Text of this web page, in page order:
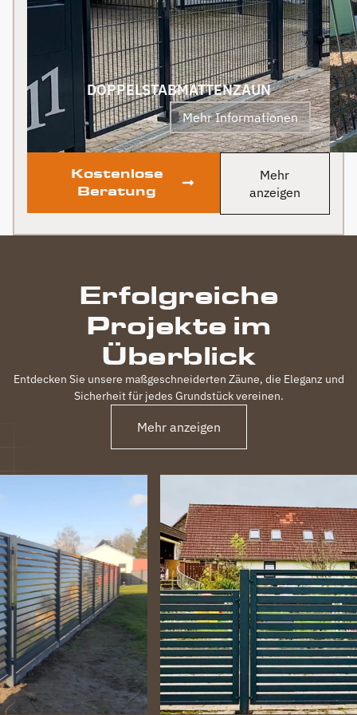
Klare Empfehlung von
uns! PS Nach
Fertigstellung, gab es
zum Dank und Abschied
sogar noch ein Paket mit
leckerem Honig. Danke
auch dafür!
DOPPELSTABMATTENZAUN
Mehr Informationen
Kostenlose
Beratung
Mehr
anzeigen
Erfolgreiche
Projekte im
Überblick
Entdecken Sie unsere maßgeschneiderten Zäune, die Eleganz und
Sicherheit für jedes Grundstück vereinen.
Mehr anzeigen